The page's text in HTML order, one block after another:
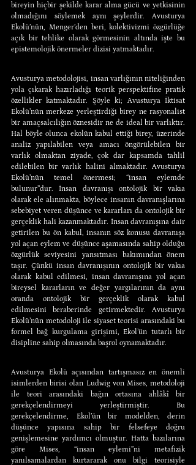
bireyin hiçbir şekilde karar alma gücü ve yetkisinin
olmadığını söylemek aynı şeylerdir. Avusturya
Ekolü’nün, Menger’den beri, kolektivizmi özgürlüğe
açık bir tehlike olarak görmesinin altında işte bu
epistemolojik önermeler dizisi yatmaktadır.
Avusturya metodolojisi, insan varlığının niteliğinden
yola çıkarak hazırladığı teorik perspektifine pratik
özellikler katmaktadır. Şöyle ki; Avusturya İktisat
Ekolü’nün merkeze yerleştirdiği birey ne rasyonalist
bir amaçsalcılığın öznesidir ne de ideal bir varlıktır.
Hal böyle olunca ekolün kabul ettiği birey, üzerinde
analiz yapılabilen veya amacı öngörülebilen bir
varlık olmaktan ziyade, çok dar kapsamda tahlil
edilebilen bir varlık halini almaktadır. Avusturya
Ekolü’nün temel önermesi; “insan eylemde
bulunur”dur. İnsan davranışı ontolojik bir vakıa
olarak ele alınmakta, böylece insanın davranışlarına
sebebiyet veren düşünce ve kararları da ontolojik bir
gerçeklik hali kazanmaktadır. İnsan davranışına dair
getirilen bu ön kabul, insanın söz konusu davranışa
yol açan eylem ve düşünce aşamasında sahip olduğu
özgürlük seviyesini yansıtması bakımından önem
taşır. Çünkü insan davranışının ontolojik bir vakıa
olarak kabul edilmesi, insan davranışına yol açan
bireysel kararların ve değer yargılarının da aynı
oranda ontolojik bir gerçeklik olarak kabul
edilmesini beraberinde getirmektedir. Avusturya
Ekolü’nün metodoloji ile siyaset teorisi arasındaki bu
formel bağ kurgulama girişimi, Ekol’ün tutarlı bir
disipline sahip olmasında başrol oynamaktadır.
Avusturya Ekolü açısından tartışmasız en önemli
isimlerden birisi olan Ludwig von Mises, metodoloji
ile teori arasındaki bağın ortasına ahlâkî bir
gerekçelendirmeyi yerleştirmiştir. Bu
gerekçelendirme, Ekol’ün bir modelden, derin
düşünce yapısına sahip bir felsefeye doğru
genişlemesine yardımcı olmuştur. Hatta bazılarına
göre Mises, “insan eylemi”ni metafizik
yanılsamalardan kurtararak onu bilgi teorisiyle